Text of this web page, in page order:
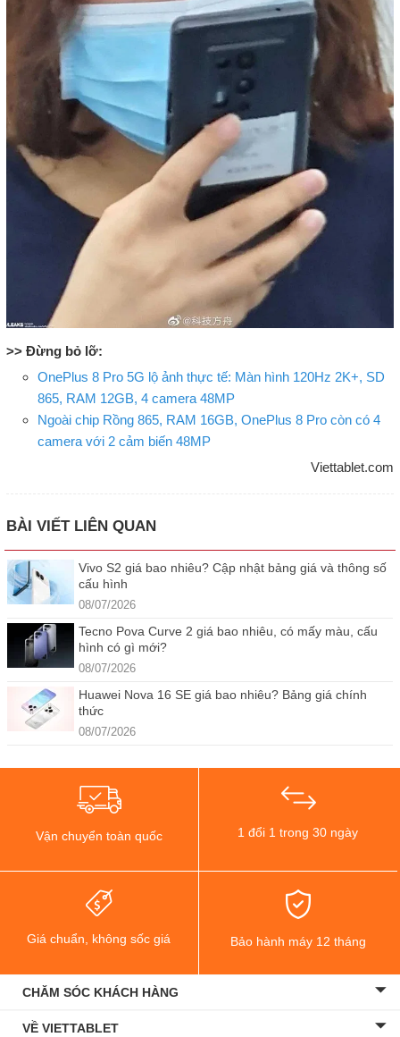
>> Đừng bỏ lỡ:
OnePlus 8 Pro 5G lộ ảnh thực tế: Màn hình 120Hz 2K+, SD
865, RAM 12GB, 4 camera 48MP
Ngoài chip Rồng 865, RAM 16GB, OnePlus 8 Pro còn có 4
camera với 2 cảm biến 48MP
Viettablet.com
BÀI VIẾT LIÊN QUAN
Vivo S2 giá bao nhiêu? Cập nhật bảng giá và thông số
cấu hình
08/07/2026
Tecno Pova Curve 2 giá bao nhiêu, có mấy màu, cấu
hình có gì mới?
08/07/2026
Huawei Nova 16 SE giá bao nhiêu? Bảng giá chính
thức
08/07/2026
Vận chuyển toàn quốc 1 đổi 1 trong 30 ngày
Giá chuẩn, không sốc giá Bảo hành máy 12 tháng
CHĂM SÓC KHÁCH HÀNG
VỀ VIETTABLET